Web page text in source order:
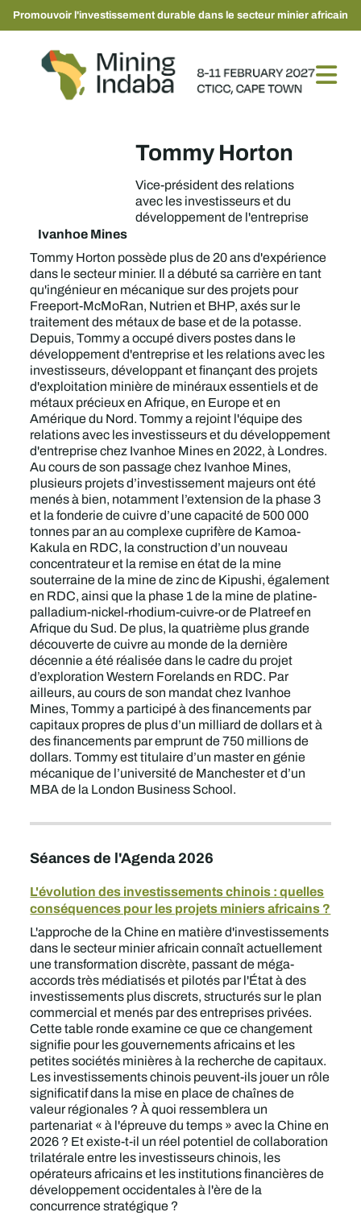
Promouvoir l'investissement durable dans le secteur minier africain
Tommy Horton
Vice-président des relations
avec les investisseurs et du
développement de l'entreprise
Ivanhoe Mines
Tommy Horton possède plus de 20 ans d'expérience
dans le secteur minier. Il a débuté sa carrière en tant
qu'ingénieur en mécanique sur des projets pour
Freeport-McMoRan, Nutrien et BHP, axés sur le
traitement des métaux de base et de la potasse.
Depuis, Tommy a occupé divers postes dans le
développement d'entreprise et les relations avec les
investisseurs, développant et finançant des projets
d'exploitation minière de minéraux essentiels et de
métaux précieux en Afrique, en Europe et en
Amérique du Nord. Tommy a rejoint l'équipe des
relations avec les investisseurs et du développement
d'entreprise chez Ivanhoe Mines en 2022, à Londres.
Au cours de son passage chez Ivanhoe Mines,
plusieurs projets d’investissement majeurs ont été
menés à bien, notamment l’extension de la phase 3
et la fonderie de cuivre d’une capacité de 500 000
tonnes par an au complexe cuprifère de Kamoa-
Kakula en RDC, la construction d’un nouveau
concentrateur et la remise en état de la mine
souterraine de la mine de zinc de Kipushi, également
en RDC, ainsi que la phase 1 de la mine de platine-
palladium-nickel-rhodium-cuivre-or de Platreef en
Afrique du Sud. De plus, la quatrième plus grande
découverte de cuivre au monde de la dernière
décennie a été réalisée dans le cadre du projet
d’exploration Western Forelands en RDC. Par
ailleurs, au cours de son mandat chez Ivanhoe
Mines, Tommy a participé à des financements par
capitaux propres de plus d’un milliard de dollars et à
des financements par emprunt de 750 millions de
dollars. Tommy est titulaire d’un master en génie
mécanique de l’université de Manchester et d’un
MBA de la London Business School.
Séances de l'Agenda 2026
L'évolution des investissements chinois : quelles
conséquences pour les projets miniers africains ?
L'approche de la Chine en matière d'investissements
dans le secteur minier africain connaît actuellement
une transformation discrète, passant de méga-
accords très médiatisés et pilotés par l'État à des
investissements plus discrets, structurés sur le plan
commercial et menés par des entreprises privées.
Cette table ronde examine ce que ce changement
signifie pour les gouvernements africains et les
petites sociétés minières à la recherche de capitaux.
Les investissements chinois peuvent-ils jouer un rôle
significatif dans la mise en place de chaînes de
valeur régionales ? À quoi ressemblera un
partenariat « à l'épreuve du temps » avec la Chine en
2026 ? Et existe-t-il un réel potentiel de collaboration
trilatérale entre les investisseurs chinois, les
opérateurs africains et les institutions financières de
développement occidentales à l'ère de la
concurrence stratégique ?